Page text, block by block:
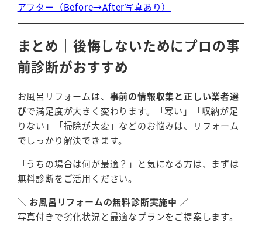
アフター（Before→After写真あり）
まとめ｜後悔しないためにプロの事
前診断がおすすめ
お風呂リフォームは、 事前の情報収集と正しい業者選
びで満足度が大きく変わります。「寒い」「収納が足
りない」「掃除が大変」などのお悩みは、リフォーム
でしっかり解決できます。
「うちの場合は何が最適？」と気になる方は、まずは
無料診断をご活用ください。
＼ お風呂リフォームの無料診断実施中 ／
写真付きで劣化状況と最適なプランをご提案します。